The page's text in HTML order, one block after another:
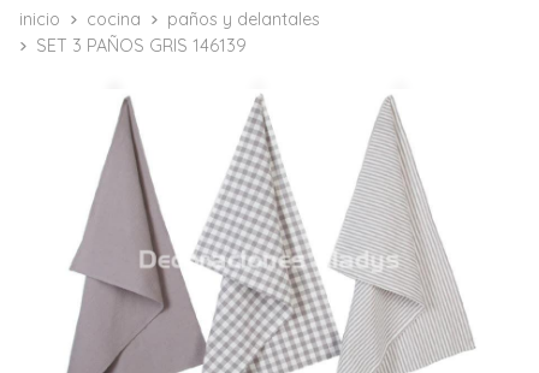
inicio cocina
paños y delantales
SET 3 PAÑOS GRIS 146139